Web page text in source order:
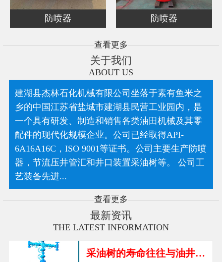
防喷器 防喷器
查看更多
关于我们
ABOUT US
建湖县杰林石化机械有限公司坐落于素有鱼米之
乡的中国江苏省盐城市建湖县民营工业园内，是
一个具有研发、制造和销售各类油田机械及其零
配件的现代化规模企业。公司已经取得API-
6A16A16C，ISO 9001等证书。公司主要生产防喷
器，节流压井管汇和井口装置采油树等。 公司工
艺装备先进...
查看更多
最新资讯
THE LATEST INFORMATION
采油树的寿命往往与油井的寿命相同